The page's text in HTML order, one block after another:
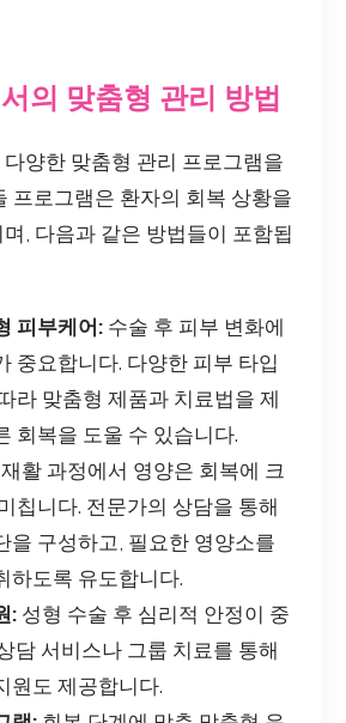
의 맞춤형 관리 방법
양한 맞춤형 관리 프로그램을
프로그램은 환자의 회복 상황을
, 다음과 같은 방법들이 포함됩
피부케어: 수술 후 피부 변화에
중요합니다. 다양한 피부 타입
라 맞춤형 제품과 치료법을 제
회복을 도울 수 있습니다.
재활 과정에서 영양은 회복에 크
칩니다. 전문가의 상담을 통해
을 구성하고, 필요한 영양소를
하도록 유도합니다.
: 성형 수술 후 심리적 안정이 중
담 서비스나 그룹 치료를 통해
원도 제공합니다.